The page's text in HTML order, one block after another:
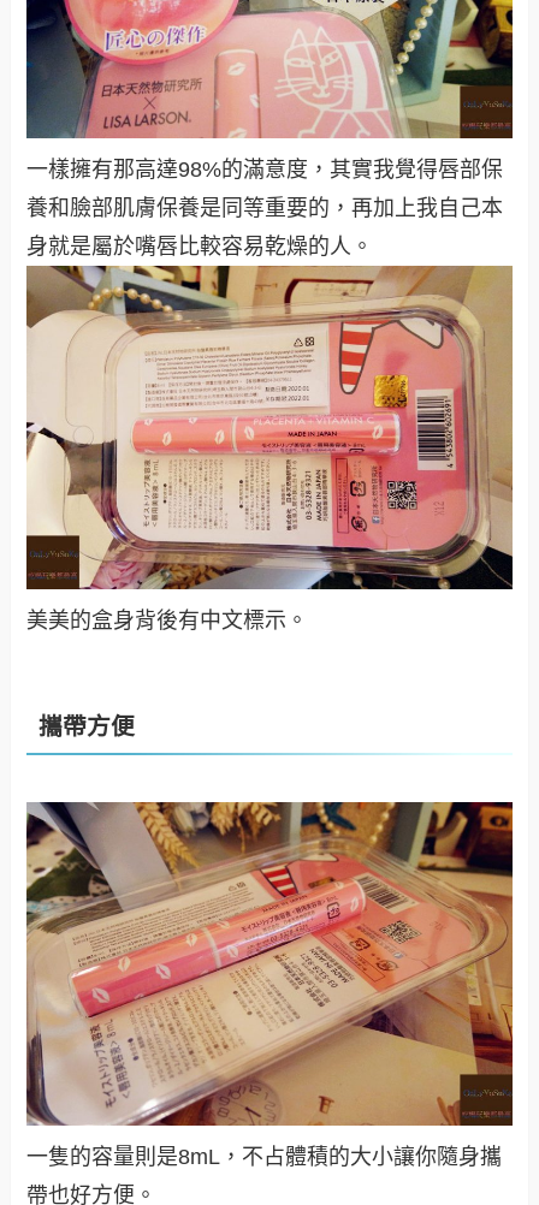
一樣擁有那高達98%的滿意度，其實我覺得唇部保
養和臉部肌膚保養是同等重要的，再加上我自己本
身就是屬於嘴唇比較容易乾燥的人。
美美的盒身背後有中文標示。
攜帶方便
一隻的容量則是8mL，不占體積的大小讓你隨身攜
帶也好方便。